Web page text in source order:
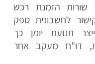
שורות הזמנת רכש
לחשבונית ספק
תנועת יומן כך
דו"ח מעקב אחר